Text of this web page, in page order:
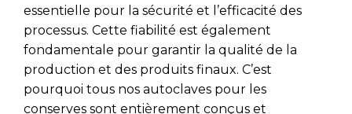
essentielle pour la sécurité et l’efficacité des
processus. Cette fiabilité est également
fondamentale pour garantir la qualité de la
production et des produits finaux. C’est
pourquoi tous nos autoclaves pour les
conserves sont entièrement conçus et